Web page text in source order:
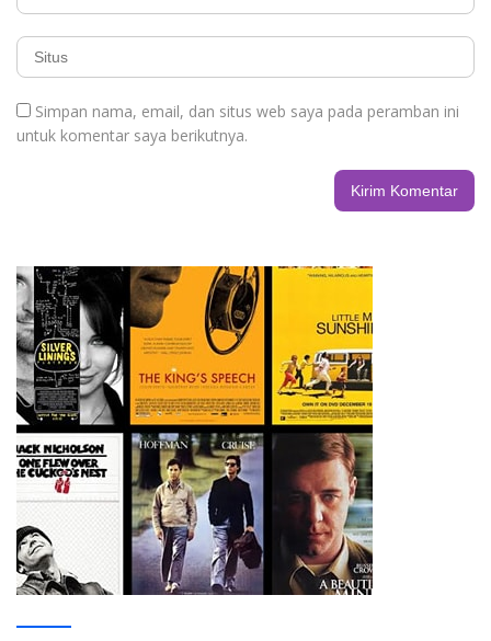
Simpan nama, email, dan situs web saya pada peramban ini
untuk komentar saya berikutnya.